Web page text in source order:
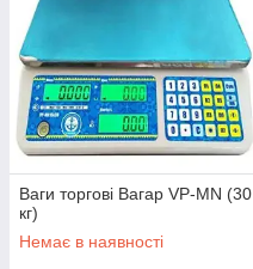
Ваги торгові Вагар VP-MN (30
кг)
Немає в наявності